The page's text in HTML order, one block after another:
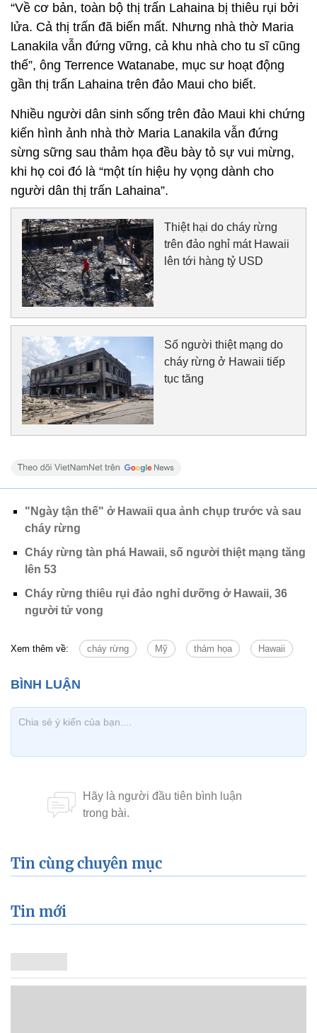
“Về cơ bản, toàn bộ thị trấn Lahaina bị thiêu rụi bởi
lửa. Cả thị trấn đã biến mất. Nhưng nhà thờ Maria
Lanakila vẫn đứng vững, cả khu nhà cho tu sĩ cũng
thế”, ông Terrence Watanabe, mục sư hoạt động
gần thị trấn Lahaina trên đảo Maui cho biết.
Nhiều người dân sinh sống trên đảo Maui khi chứng
kiến hình ảnh nhà thờ Maria Lanakila vẫn đứng
sừng sững sau thảm họa đều bày tỏ sự vui mừng,
khi họ coi đó là “một tín hiệu hy vọng dành cho
người dân thị trấn Lahaina”.
Thiệt hại do cháy rừng
trên đảo nghỉ mát Hawaii
lên tới hàng tỷ USD
Số người thiệt mạng do
cháy rừng ở Hawaii tiếp
tục tăng
"Ngày tận thế" ở Hawaii qua ảnh chụp trước và sau
cháy rừng
Cháy rừng tàn phá Hawaii, số người thiệt mạng tăng
lên 53
Cháy rừng thiêu rụi đảo nghỉ dưỡng ở Hawaii, 36
người tử vong
Xem thêm về: cháy rừng Mỹ thảm họa Hawaii
Tin cùng chuyên mục
Tin mới